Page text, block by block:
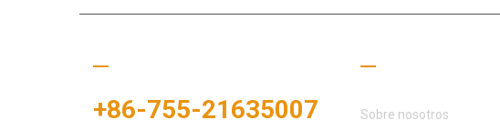
+86-755-21635007 Sobre nosotros